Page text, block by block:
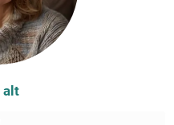
alt